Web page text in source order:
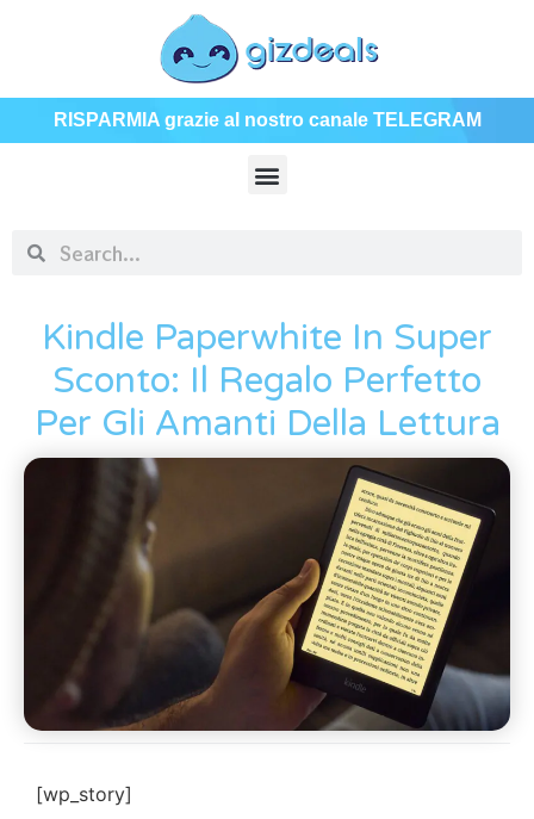
RISPARMIA grazie al nostro canale TELEGRAM
Kindle Paperwhite In Super
Sconto: Il Regalo Perfetto
Per Gli Amanti Della Lettura
[wp_story]